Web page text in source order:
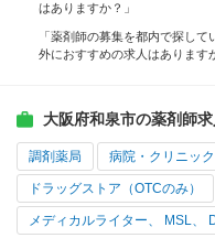
はありますか？」
「薬剤師の募集を都内で探し
外におすすめの求人はあります
大阪府和泉市の薬剤師
調剤薬局 病院・クリニック
ドラッグストア（OTCのみ）
メディカルライター、 MSL、